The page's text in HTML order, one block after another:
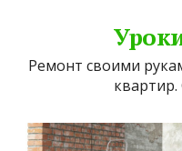
Ремонт своими
квартир.